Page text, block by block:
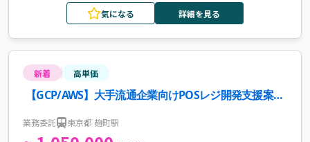
気になる 詳細を見る
新着 高単価
【GCP/AWS】大手流通企業向けPOSレジ開発支援案
業務委託 東京都 麹町駅